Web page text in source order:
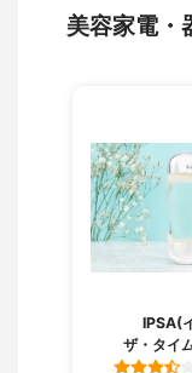
美容家電・
IPSA(
ザ・タイ